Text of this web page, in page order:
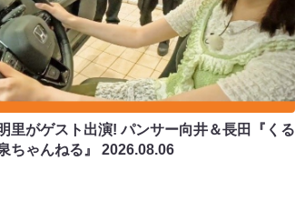
里がゲスト出演! パンサー向井＆長田『くる
ちゃんねる』 2026.08.06